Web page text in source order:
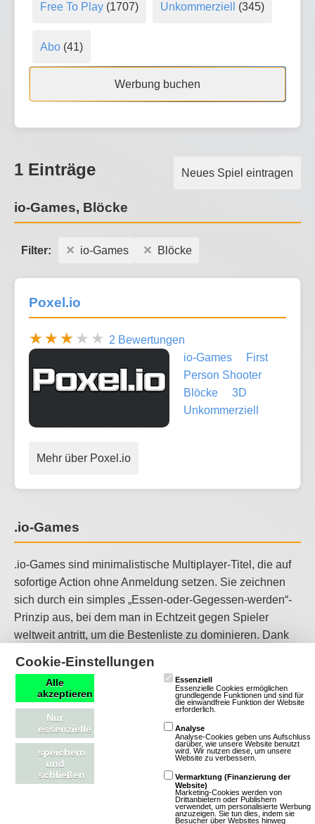
Free To Play(1707) Unkommerziell (345)
Abo(41)
Werbung buchen
Neues Spiel eintragen
1 Einträge
io-Games, Blöcke
Filter: io-Games Blöcke
Poxel.io
2 Bewertungen
io-Games
First
Person Shooter
Blöcke
3D
Unkommerziell
Mehr über Poxel.io
.io-Games
.io-Games sind minimalistische Multiplayer-Titel, die auf
sofortige Action ohne Anmeldung setzen. Sie zeichnen
sich durch ein simples „Essen-oder-Gegessen-werden“-
Prinzip aus, bei dem man in Echtzeit gegen Spieler
weltweit antritt, um die Bestenliste zu dominieren. Dank
sind ideal für schnelle Runden zwischendurch. .io-Games
bieten unkomplizierten Spielspaß mit Fokus auf
Geschicklichkeit und Strategie, perfekt für alle, die sofort
loslegen wollen.
Block-.io-Games
Blocky-Spiele bieten eine einzigartige Spielerfahrung, die
von einer minimalistischen, blockartigen Ästhetik geprägt
Cookie-Einstellungen
Alle
akzeptieren
Nur
essenzielle
speichern
und
schließen
Essenziell
Essenzielle Cookies ermöglichen
grundlegende Funktionen und sind für
die einwandfreie Funktion der Website
erforderlich.
Analyse
Analyse-Cookies geben uns Aufschluss
darüber, wie unsere Website benutzt
wird. Wir nutzen diese, um unsere
Website zu verbessern.
Vermarktung (Finanzierung der
Website)
Marketing-Cookies werden von
Drittanbietern oder Publishern
verwendet, um personalisierte Werbung
anzuzeigen. Sie tun dies, indem sie
Besucher über Websites hinweg